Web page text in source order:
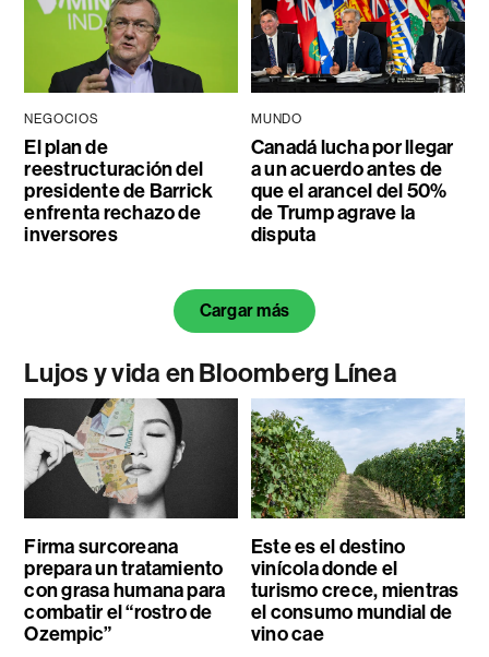
NEGOCIOS
El plan de
reestructuración del
presidente de Barrick
enfrenta rechazo de
inversores
MUNDO
Canadá lucha por llegar
a un acuerdo antes de
que el arancel del 50%
de Trump agrave la
disputa
Cargar más
Lujos y vida en Bloomberg Línea
Firma surcoreana
prepara un tratamiento
con grasa humana para
combatir el “rostro de
Ozempic”
Este es el destino
vinícola donde el
turismo crece, mientras
el consumo mundial de
vino cae